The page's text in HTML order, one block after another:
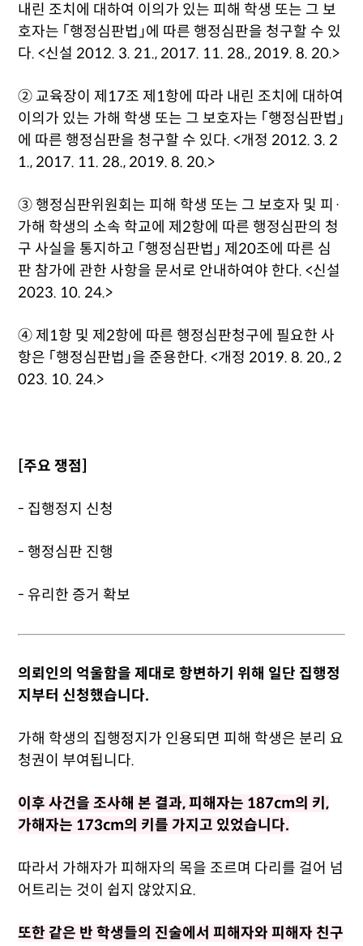
내린 조치에 대하여 이의가 있는 피해 학생 또는 그 보
호자는 「행정심판법」에 따른 행정심판을 청구할 수 있
다. <신설 2012. 3. 21., 2017. 11. 28., 2019. 8. 20.>
② 교육장이 제17조 제1항에 따라 내린 조치에 대하여
이의가 있는 가해 학생 또는 그 보호자는 「행정심판법」
에 따른 행정심판을 청구할 수 있다. <개정 2012. 3. 2
1., 2017. 11. 28., 2019. 8. 20.>
③ 행정심판위원회는 피해 학생 또는 그 보호자 및 피·
가해 학생의 소속 학교에 제2항에 따른 행정심판의 청
구 사실을 통지하고 「행정심판법」 제20조에 따른 심
판 참가에 관한 사항을 문서로 안내하여야 한다. <신설
2023. 10. 24.>
④ 제1항 및 제2항에 따른 행정심판청구에 필요한 사
항은 「행정심판법」을 준용한다. <개정 2019. 8. 20., 2
023. 10. 24.>
[주요 쟁점]
- 집행정지 신청
- 행정심판 진행
- 유리한 증거 확보
의뢰인의 억울함을 제대로 항변하기 위해 일단 집행정
지부터 신청했습니다.
가해 학생의 집행정지가 인용되면 피해 학생은 분리 요
청권이 부여됩니다.
이후 사건을 조사해 본 결과, 피해자는 187cm의 키,
가해자는 173cm의 키를 가지고 있었습니다.
따라서 가해자가 피해자의 목을 조르며 다리를 걸어 넘
어트리는 것이 쉽지 않았지요.
또한 같은 반 학생들의 진술에서 피해자와 피해자 친구